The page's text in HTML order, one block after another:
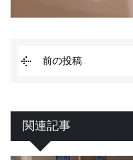
前の投稿
関連記事